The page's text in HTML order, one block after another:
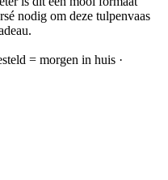
nodig om deze tulpenvaas
= morgen in huis ·